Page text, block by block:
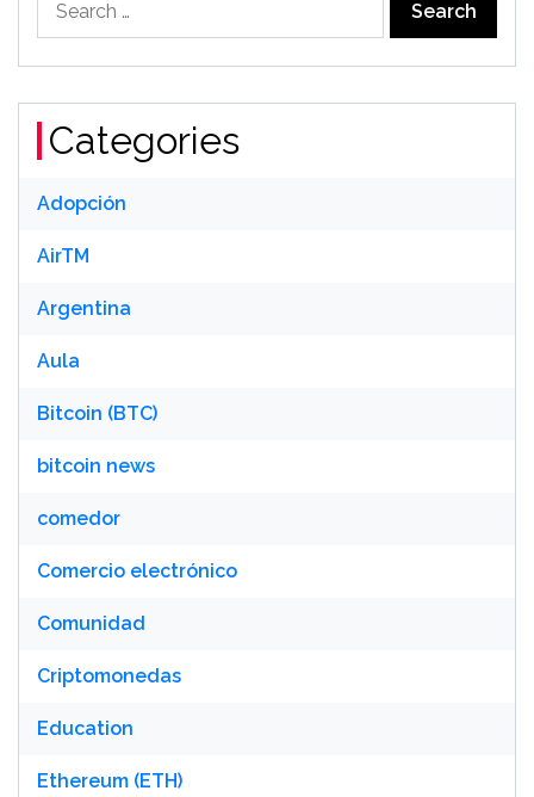
for:
Categories
Adopción
AirTM
Argentina
Aula
Bitcoin (BTC)
bitcoin news
comedor
Comercio electrónico
Comunidad
Criptomonedas
Education
Ethereum (ETH)